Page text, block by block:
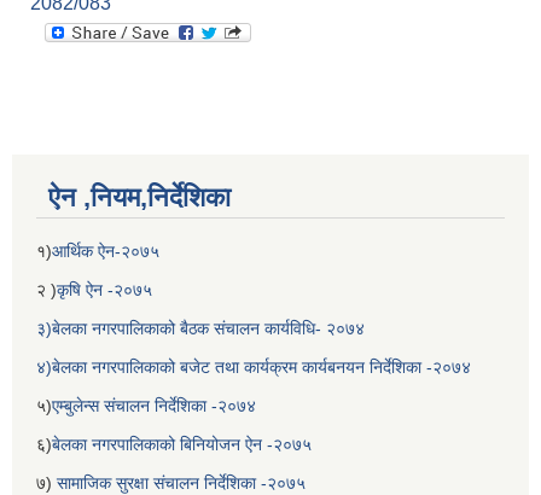
ऐन ,नियम,निर्देशिका
१)आर्थिक ऐन-२०७५
२ )कृषि ऐन -२०७५
३)बेलका नगरपालिकाको बैठक संचालन कार्यविधि- २०७४
४)बेलका नगरपालिकाको बजेट तथा कार्यक्रम कार्यबनयन निर्देशिका -२०७४
५)एम्बुलेन्स संचालन निर्देशिका -२०७४
६)बेलका नगरपालिकाको बिनियोजन ऐन -२०७५
७) सामाजिक सुरक्षा संचालन निर्देशिका -२०७५